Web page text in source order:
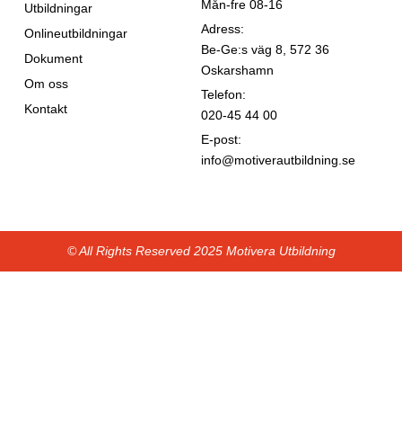
Utbildningar
Onlineutbildningar
Dokument
Om oss
Kontakt
Mån-fre 08-16
Adress:
Be-Ge:s väg 8, 572 36
Oskarshamn
Telefon:
020-45 44 00
E-post:
info@motiverautbildning.se
© All Rights Reserved 2025 Motivera Utbildning